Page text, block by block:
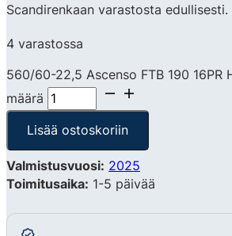
Scandirenkaan varastosta edullisesti.
4 varastossa
560/60-22,5 Ascenso FTB 190 16PR
määrä
Lisää ostoskoriin
Valmistusvuosi: 2025
Toimitusaika: 1-5 päivää